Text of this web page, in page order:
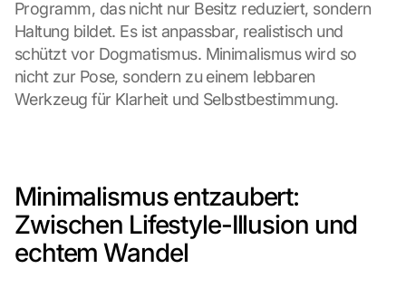
Programm, das nicht nur Besitz reduziert, sondern
Haltung bildet. Es ist anpassbar, realistisch und
schützt vor Dogmatismus. Minimalismus wird so
nicht zur Pose, sondern zu einem lebbaren
Werkzeug für Klarheit und Selbstbestimmung.
Minimalismus entzaubert:
Zwischen Lifestyle-Illusion und
echtem Wandel